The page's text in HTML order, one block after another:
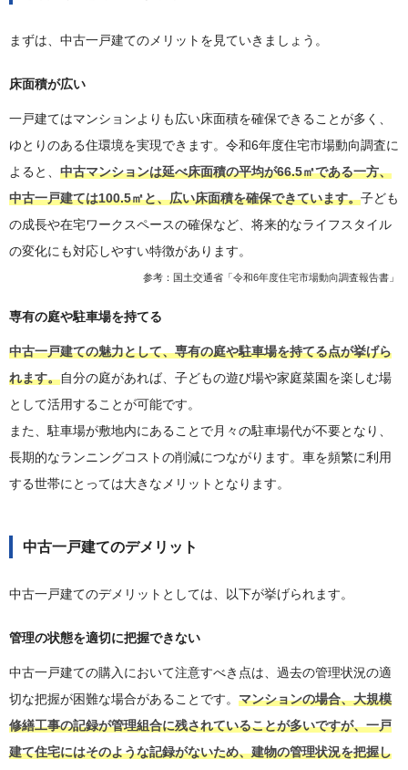
まずは、中古一戸建てのメリットを見ていきましょう。
床面積が広い
一戸建てはマンションよりも広い床面積を確保できることが多く、
ゆとりのある住環境を実現できます。令和6年度住宅市場動向調査に
よると、 中古マンションは延べ床面積の平均が66.5㎡である一方、
中古一戸建ては100.5㎡と、広い床面積を確保できています。子ども
の成長や在宅ワークスペースの確保など、将来的なライフスタイル
の変化にも対応しやすい特徴があります。
参考：国土交通省「令和6年度住宅市場動向調査報告書 」
専有の庭や駐車場を持てる
中古一戸建ての魅力として、専有の庭や駐車場を持てる点が挙げら
れます。自分の庭があれば、子どもの遊び場や家庭菜園を楽しむ場
として活用することが可能です。
また、駐車場が敷地内にあることで月々の駐車場代が不要となり、
長期的なランニングコストの削減につながります。車を頻繁に利用
する世帯にとっては大きなメリットとなります。
中古一戸建てのデメリット
中古一戸建てのデメリットとしては、以下が挙げられます。
管理の状態を適切に把握できない
中古一戸建ての購入において注意すべき点は、過去の管理状況の適
切な把握が困難な場合があることです。 マンションの場合、大規模
修繕工事の記録が管理組合に残されていることが多いですが、一戸
建て住宅にはそのような記録がないため、建物の管理状況を把握し